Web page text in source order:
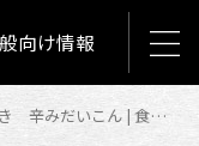
向け情報
ピリッと病みつき 辛みだいこん | 食材情報「とれたて築地食材情報」